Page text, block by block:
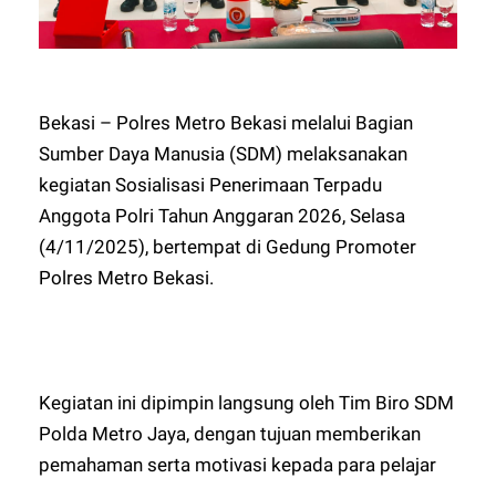
Bekasi – Polres Metro Bekasi melalui Bagian
Sumber Daya Manusia (SDM) melaksanakan
kegiatan Sosialisasi Penerimaan Terpadu
Anggota Polri Tahun Anggaran 2026, Selasa
(4/11/2025), bertempat di Gedung Promoter
Polres Metro Bekasi.
Kegiatan ini dipimpin langsung oleh Tim Biro SDM
Polda Metro Jaya, dengan tujuan memberikan
pemahaman serta motivasi kepada para pelajar